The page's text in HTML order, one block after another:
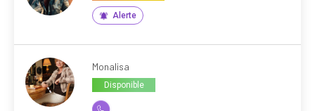
Alerte
Monalisa
Disponible